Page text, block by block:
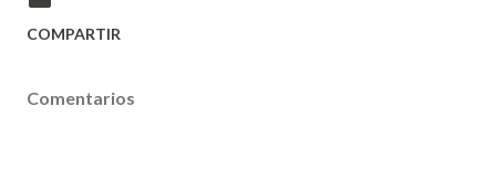
COMPARTIR
Comentarios